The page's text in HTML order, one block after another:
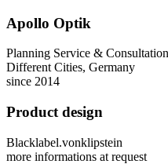
Apollo Optik
Planning Service & Consultation
Different Cities, Germany
since 2014
Product design
Blacklabel.vonklipstein
more informations at request